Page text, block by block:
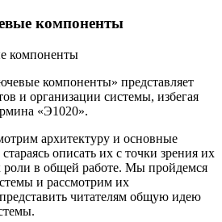
компоненты
компоненты» представляет
и организации системы, избегая
«Э1020».
архитектуру и основные
описать их с точки зрения их
в общей работе. Мы пройдемся
и рассмотрим их
читателям общую идею